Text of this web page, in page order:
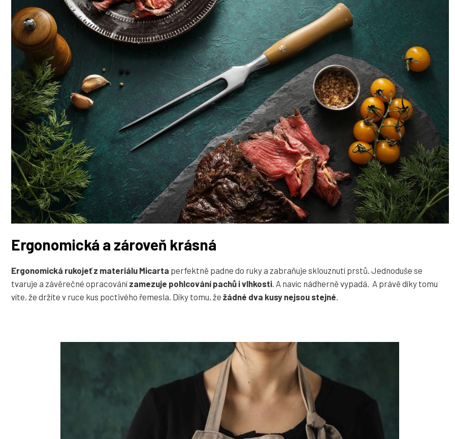
Ergonomická a zároveň krásná
Ergonomická rukojeť z materiálu Micarta perfektně padne do ruky a zabraňuje sklouznutí prstů. Jednoduše se
tvaruje a závěrečné opracování zamezuje pohlcování pachů i vlhkosti. A navíc nádherně vypadá. A právě díky tomu
víte, že držíte v ruce kus poctivého řemesla. Díky tomu, že žádné dva kusy nejsou stejné.